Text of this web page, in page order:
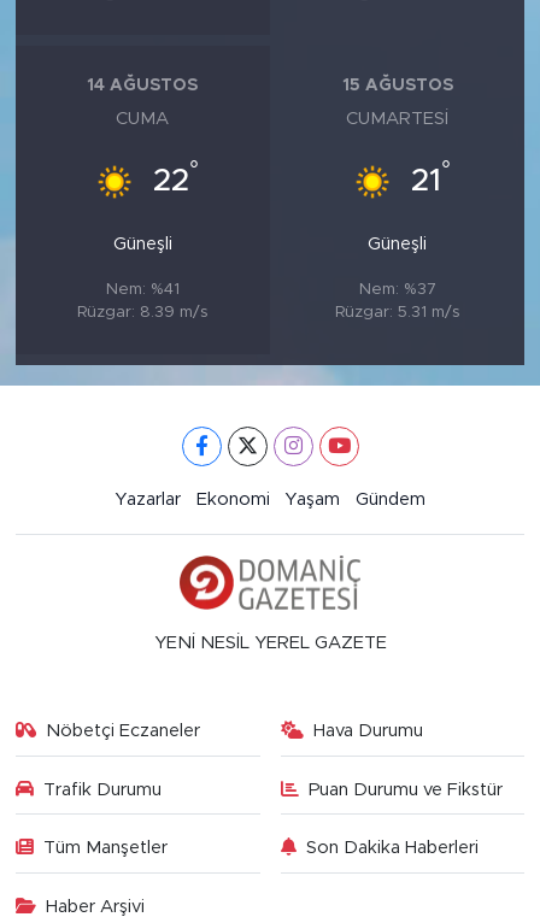
14 AĞUSTOS
CUMA
22°
Güneşli
Nem: %41
Rüzgar: 8.39 m/s
15 AĞUSTOS
CUMARTESI
21 °
Güneşli
Nem: %37
Rüzgar: 5.31 m/s
Yazarlar Ekonomi Yaşam Gündem
YENİ NESİL YEREL GAZETE
Nöbetçi Eczaneler Hava Durumu
Trafik Durumu Puan Durumu ve Fikstür
Tüm Manşetler Son Dakika Haberleri
Haber Arşivi